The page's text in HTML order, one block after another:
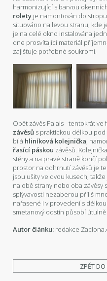
harmonizující s barvou
rolety je namontován do
situováno na levou stranu, kde
je na celé okno instalována
dne prosvítající materiál
zajišťuje potřebné soukromí.
Opět závěs Palais - tentokrát
závěsů s praktickou délkou
bílá hliníková kolejnička,
řasící páskou závěsů.
stěny a na pravé straně končí
prostor na odhrnutí závěsů je
jsou ušity ve dvou kusech,
na obě strany nebo oba závěsy
splývavosti nezaberou příliš
nařasené i v provedení s
smetanový odstín působí
Autor článku: redakce
ZPĚT